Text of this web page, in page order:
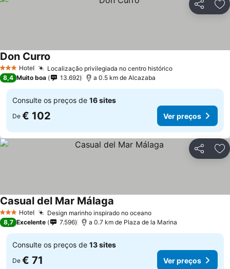
Partilhar
3 EstrelasHotel Localização privilegiada no centro histórico
Don Curro
8,4 Muito boa 13.692 a 0.5 km de Alcazaba
Consulte os preços de 16 sites
De € 102 Ver preços
Partilhar
3 EstrelasHotel Design marinho inspirado no oceano
Casual del Mar Málaga
8,7 Excelente 7.596 a 0.7 km de Plaza de la Marina
Consulte os preços de 13 sites
De € 71 Ver preços